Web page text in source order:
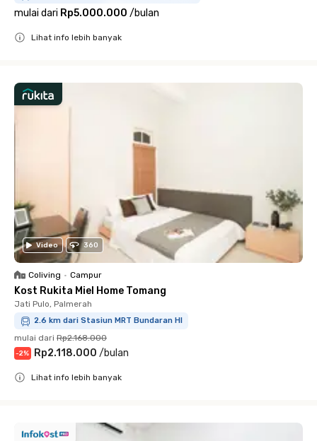
mulai dari Rp5.000.000 /bulan
Lihat info lebih banyak
Video 360
Coliving • Campur
Kost Rukita Miel Home Tomang
Jati Pulo, Palmerah
2.6 km dari Stasiun MRT Bundaran HI
mulai dari Rp2.168.000
-2% Rp2.118.000 /bulan
Lihat info lebih banyak